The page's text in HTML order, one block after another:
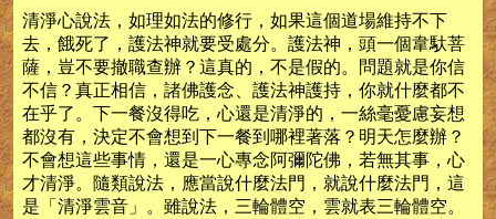
清淨心說法，如理如法的修行，如果這個道場維持不下
去，餓死了，護法神就要受處分。護法神，頭一個韋馱菩
薩，豈不要撤職查辦？這真的，不是假的。問題就是你信
不信？真正相信，諸佛護念、護法神護持，你就什麼都不
在乎了。下一餐沒得吃，心還是清淨的，一絲毫憂慮妄想
都沒有，決定不會想到下一餐到哪裡著落？明天怎麼辦？
不會想這些事情，還是一心專念阿彌陀佛，若無其事，心
才清淨。隨類說法，應當說什麼法門，就說什麼法門，這
是「清淨雲音」。雖說法，三輪體空，雲就表三輪體空。